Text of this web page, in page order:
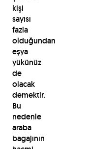
kişi
sayısı
fazla
olduğundan
eşya
yükünüz
de
olacak
demektir.
Bu
nedenle
araba
bagajının